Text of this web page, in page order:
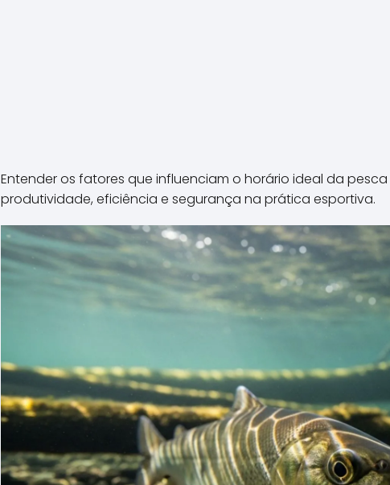
Entender os fatores que influenciam o horário ideal da
produtividade, eficiência e segurança na prática esportiva.